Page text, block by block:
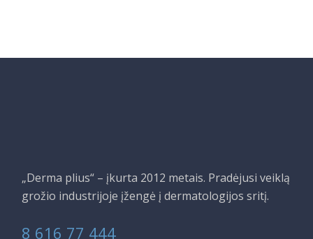
„Derma plius“ – įkurta 2012 metais. Pradėjusi veiklą
grožio industrijoje įžengė į dermatologijos sritį.
8 616 77 444